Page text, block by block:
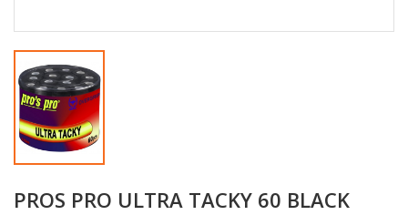
PROS PRO ULTRA TACKY 60 BLACK